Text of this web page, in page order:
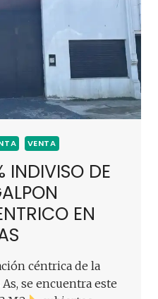
VENTA
INDIVISO DE
EN
céntrica de la
se encuentra este